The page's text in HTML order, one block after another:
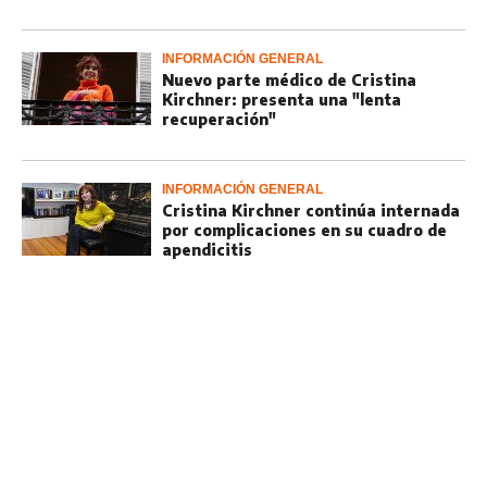
INFORMACIÓN GENERAL
Nuevo parte médico de Cristina
Kirchner: presenta una "lenta
recuperación"
INFORMACIÓN GENERAL
Cristina Kirchner continúa internada
por complicaciones en su cuadro de
apendicitis